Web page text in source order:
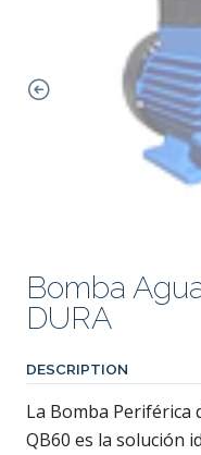
Bomba
DURA
DESCRIPTION
La Bomba Periférica
QB60 es la solución